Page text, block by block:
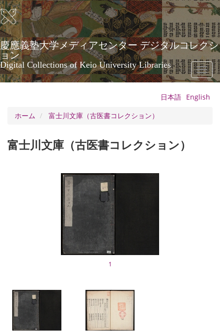
メ
イ
ン
コ
ン
テ
ン
ツ
に
慶應義塾大学メディアセンター デジタルコレクシ
ョン
Digital Collections of Keio University Libraries
Toggle
日本語 English
ホーム
富士川文庫（古医書コレクション）
富士川文庫（古医書コレクション）
1